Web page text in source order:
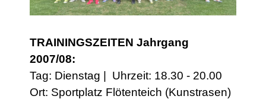
TRAININGSZEITEN Jahrgang
2007/08:
Tag: Dienstag | Uhrzeit: 18.30 - 20.00
Ort: Sportplatz Flötenteich (Kunstrasen)